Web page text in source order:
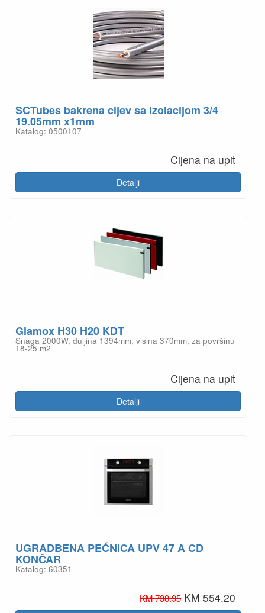
SCTubes bakrena cijev sa izolacijom 3/4
19.05mm x1mm
Katalog: 0500107
Cijena na upit
Detalji
Glamox H30 H20 KDT
Snaga 2000W, duljina 1394mm, visina 370mm, za površinu
18-25 m2
Cijena na upit
Detalji
UGRADBENA PEĆNICA UPV 47 A CD
KONČAR
Katalog: 60351
KM 738.95KM 554.20